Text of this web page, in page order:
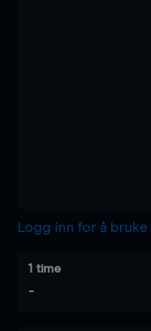
Logg inn for å
1 time
-